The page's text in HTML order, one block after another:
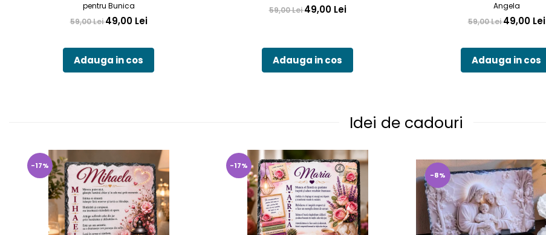
pentru Bunica
59,00 Lei49,00 Lei
Adauga in cos
59,00 Lei49,00 Lei
Adauga in cos
Angela
59,00 Lei49,00 Lei
Adauga in cos
Idei de cadouri
-17% -17%
-8%